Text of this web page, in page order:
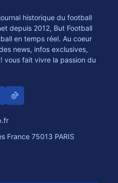
historique du football
depuis 2012, But Football
en temps réel. Au coeur
news, infos exclusives,
vous fait vivre la passion du
France 75013 PARIS